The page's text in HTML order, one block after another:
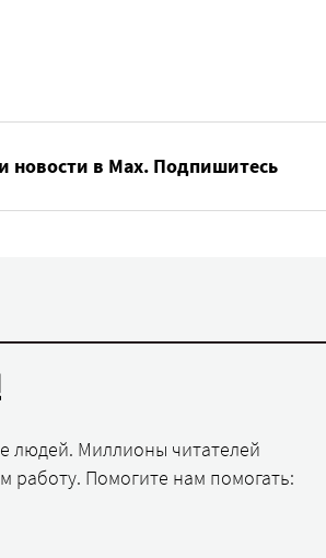
новости в Max. Подпишитесь
людей. Миллионы читателей
Помогите нам помогать: